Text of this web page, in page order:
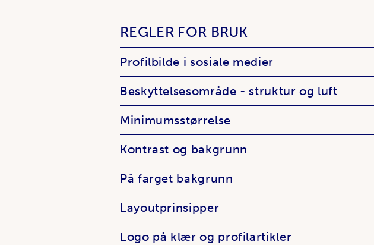
REGLER FOR BRUK
Profilbilde i sosiale medier
Beskyttelsesområde - struktur og luft
Minimumsstørrelse
Kontrast og bakgrunn
På farget bakgrunn
Layoutprinsipper
Logo på klær og profilartikler